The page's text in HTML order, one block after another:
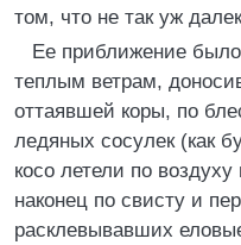
том, что не так уж
Ее приближение
теплым ветрам,
оттаявшей коры, по
ледяных сосулек (как
косо летели по
наконец по свисту и
расклевывавших